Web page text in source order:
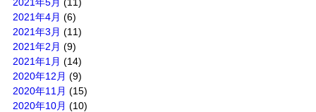
2021年4月 (6)
2021年3月 (11)
2021年2月 (9)
2021年1月 (14)
2020年12月 (9)
2020年11月 (15)
2020年10月 (10)